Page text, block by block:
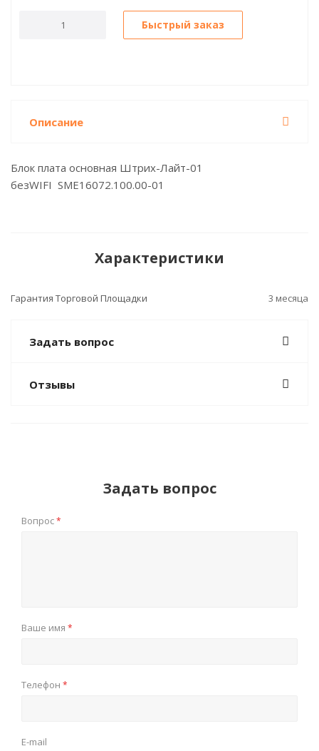
Быстрый заказ
Описание
Блок плата основная Штрих-Лайт-01
безWIFI SME16072.100.00-01
Характеристики
Гарантия Торговой Площадки 3 месяца
Задать вопрос
Отзывы
Задать вопрос
Вопрос*
Ваше имя *
Телефон *
E-mail